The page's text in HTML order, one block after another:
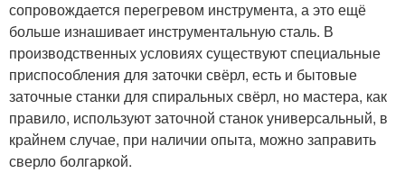
сопровождается перегревом инструмента, а это ещё
больше изнашивает инструментальную сталь. В
производственных условиях существуют специальные
приспособления для заточки свёрл, есть и бытовые
заточные станки для спиральных свёрл, но мастера, как
правило, используют заточной станок универсальный, в
крайнем случае, при наличии опыта, можно заправить
сверло болгаркой.